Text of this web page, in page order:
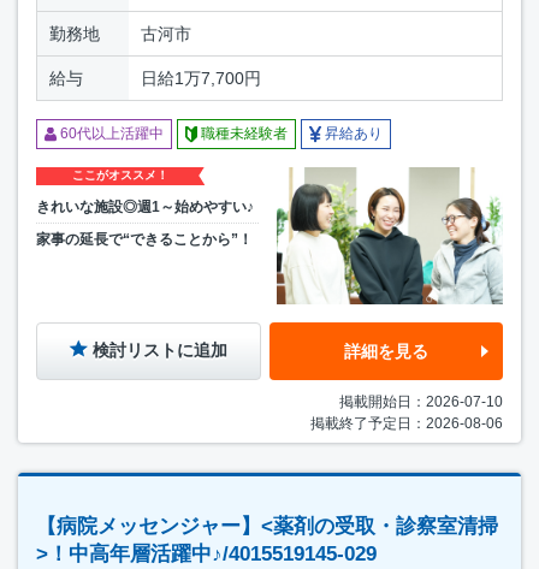
勤務地 古河市
給与 日給1万7,700円
60代以上活躍中 職種未経験者 昇給あり
ここがオススメ！
きれいな施設◎週1～始めやすい♪
家事の延長で“できることから”！
検討リストに追加 詳細を見る
掲載開始日：2026-07-10
掲載終了予定日：2026-08-06
【病院メッセンジャー】<薬剤の受取・診察室清掃
>！中高年層活躍中♪/4015519145-029